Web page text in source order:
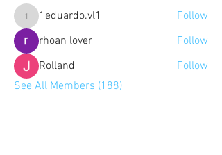
1eduardo.vl1
1eduardo.vl1
Follow
rhoan lover
Follow
Rolland
Follow
See All Members (188)